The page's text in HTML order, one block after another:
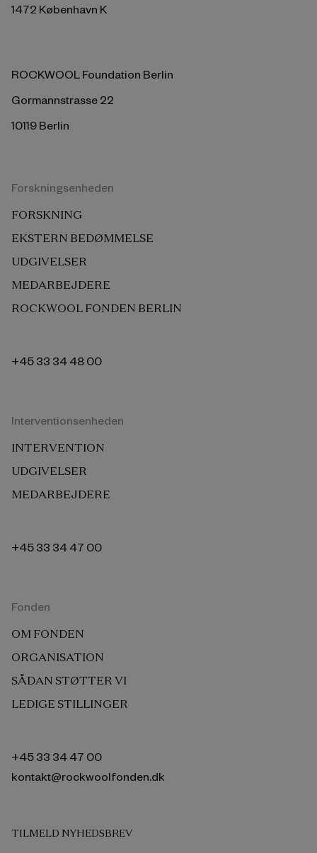
1472 København K
ROCKWOOL Foundation Berlin
Gormannstrasse 22
10119 Berlin
Forskningsenheden
FORSKNING
EKSTERN BEDØMMELSE
UDGIVELSER
MEDARBEJDERE
ROCKWOOL FONDEN BERLIN
+45 33 34 48 00
Interventionsenheden
INTERVENTION
UDGIVELSER
MEDARBEJDERE
+45 33 34 47 00
Fonden
OM FONDEN
ORGANISATION
SÅDAN STØTTER VI
LEDIGE STILLINGER
+45 33 34 47 00
kontakt@rockwoolfonden.dk
TILMELD NYHEDSBREV